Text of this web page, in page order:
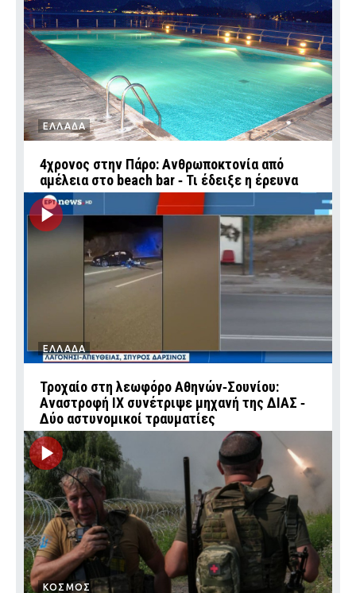
ΕΛΛΑΔΑ
4χρονος στην Πάρο: Ανθρωποκτονία από
αμέλεια στο beach bar ‑ Τι έδειξε η έρευνα
ΕΛΛΑΔΑ
Τροχαίο στη λεωφόρο Αθηνών‑Σουνίου:
Αναστροφή ΙΧ συνέτριψε μηχανή της ΔΙΑΣ ‑
Δύο αστυνομικοί τραυματίες
ΚΟΣΜΟΣ